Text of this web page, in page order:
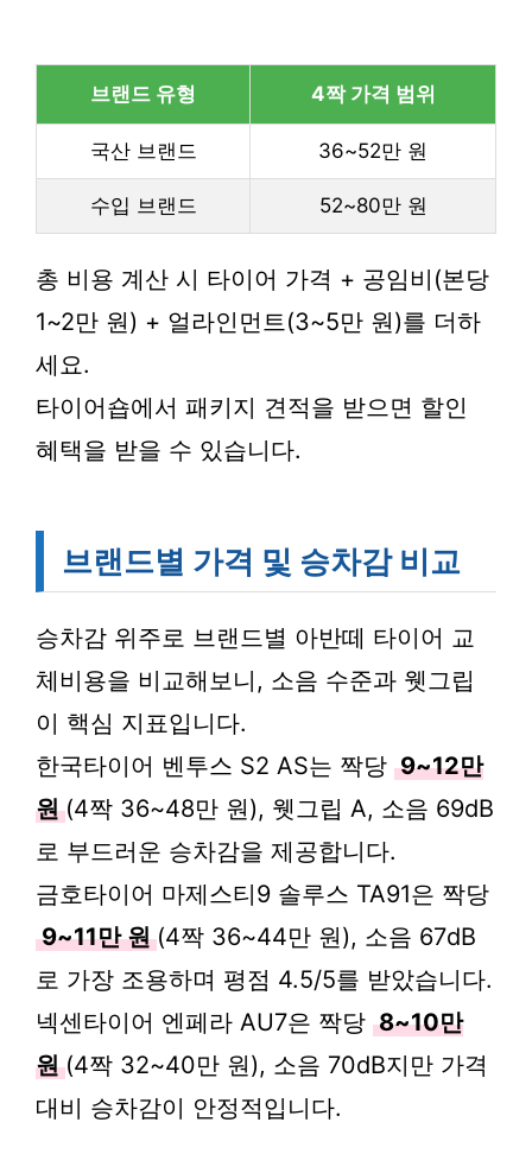
브랜드 유형 4짝 가격 범위
국산 브랜드 36~52만 원
수입 브랜드 52~80만 원
총 비용 계산 시 타이어 가격 + 공임비(본당
1~2만 원) + 얼라인먼트(3~5만 원)를 더하
세요.
타이어숍에서 패키지 견적을 받으면 할인
혜택을 받을 수 있습니다.
브랜드별 가격 및 승차감 비교
승차감 위주로 브랜드별 아반떼 타이어 교
체비용을 비교해보니, 소음 수준과 웻그립
이 핵심 지표입니다.
한국타이어 벤투스 S2 AS는 짝당 9~12만
원 (4짝 36~48만 원), 웻그립 A, 소음 69dB
로 부드러운 승차감을 제공합니다.
금호타이어 마제스티9 솔루스 TA91은 짝당
9~11만 원 (4짝 36~44만 원), 소음 67dB
로 가장 조용하며 평점 4.5/5를 받았습니다.
넥센타이어 엔페라 AU7은 짝당 8~10만
원 (4짝 32~40만 원), 소음 70dB지만 가격
대비 승차감이 안정적입니다.